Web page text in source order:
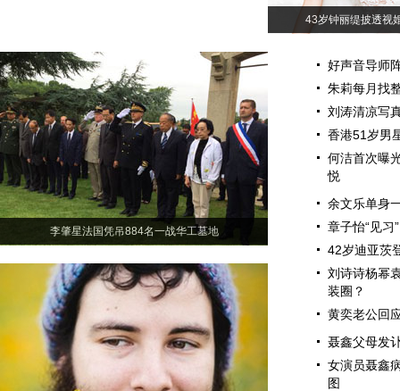
43岁钟丽缇披透视
好声音导师
朱莉每月找
刘涛清凉写
香港51岁男
何洁首次曝
悦
余文乐单身
章子怡“见习
42岁迪亚茨
刘诗诗杨幂
装圈？
黄奕老公回
聂鑫父母发
女演员聂鑫
图
李肇星法国凭吊884名一战华工墓地